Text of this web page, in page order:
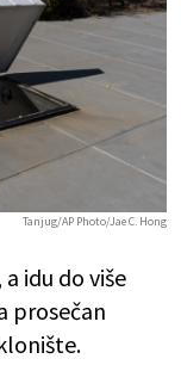
Tanjug/AP Photo/Jae C. Hong
idu do više
prosečan